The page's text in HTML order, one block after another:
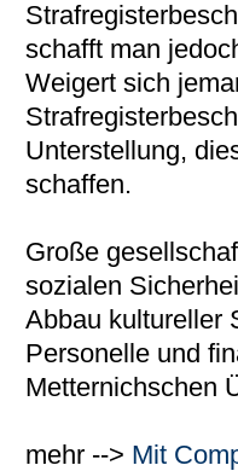
schafft man
Weigert sich
Unterstellung,
schaffen.
Große
sozialen
Abbau kultureller
Personelle und
Metternichschen
mehr --> Mit